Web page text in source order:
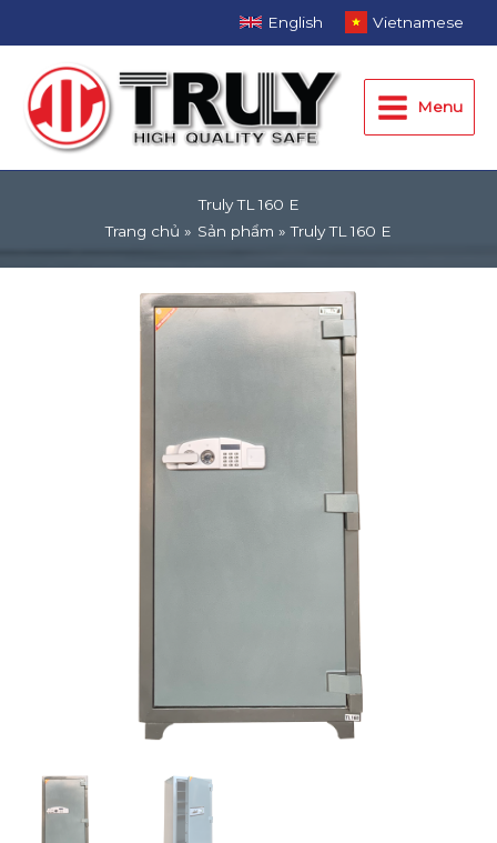
dung
English Vietnamese
MenuMenu
Truly TL 160 E
Trang chủ
Sản phẩm Truly TL 160 E